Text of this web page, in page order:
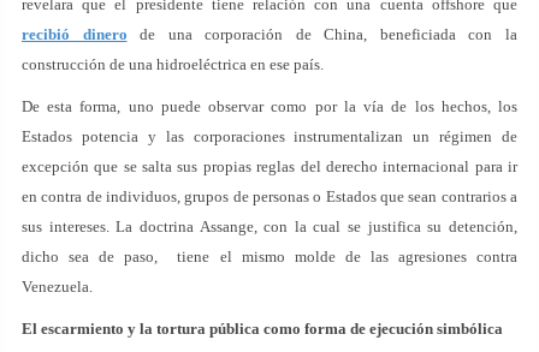
revelara que el presidente tiene relación con una cuenta offshore que
recibió dinero de una corporación de China, beneficiada con la
construcción de una hidroeléctrica en ese país.
De esta forma, uno puede observar como por la vía de los hechos, los
Estados potencia y las corporaciones instrumentalizan un régimen de
excepción que se salta sus propias reglas del derecho internacional para ir
en contra de individuos, grupos de personas o Estados que sean contrarios a
sus intereses. La doctrina Assange, con la cual se justifica su detención,
dicho sea de paso, tiene el mismo molde de las agresiones contra
Venezuela.
El escarmiento y la tortura pública como forma de ejecución simbólica